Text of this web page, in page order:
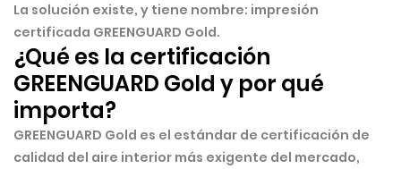
La solución existe, y tiene nombre: impresión
certificada GREENGUARD Gold.
¿Qué es la certificación
GREENGUARD Gold y por qué
importa?
GREENGUARD Gold es el estándar de certificación de
calidad del aire interior más exigente del mercado,